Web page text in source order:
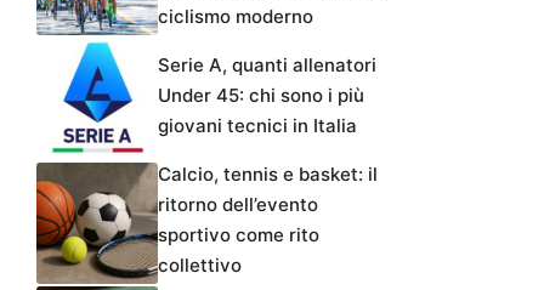
ciclismo moderno
Serie A, quanti allenatori
Under 45: chi sono i più
giovani tecnici in Italia
Calcio, tennis e basket: il
ritorno dell’evento
sportivo come rito
collettivo